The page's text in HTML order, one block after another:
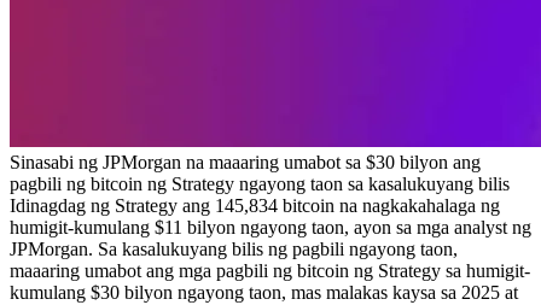
Sinasabi ng JPMorgan na maaaring umabot sa $30 bilyon ang
pagbili ng bitcoin ng Strategy ngayong taon sa kasalukuyang bilis
Idinagdag ng Strategy ang 145,834 bitcoin na nagkakahalaga ng
humigit-kumulang $11 bilyon ngayong taon, ayon sa mga analyst ng
JPMorgan. Sa kasalukuyang bilis ng pagbili ngayong taon,
maaaring umabot ang mga pagbili ng bitcoin ng Strategy sa humigit-
kumulang $30 bilyon ngayong taon, mas malakas kaysa sa 2025 at